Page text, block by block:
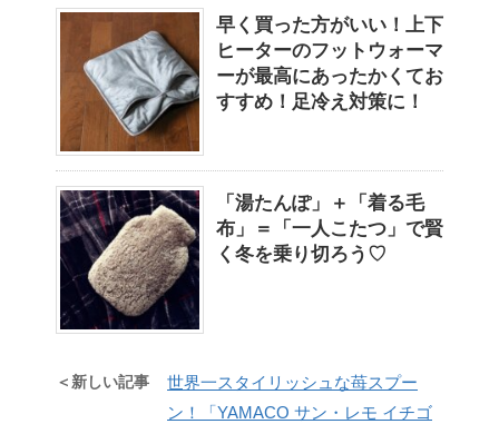
早く買った方がいい！上下
ヒーターのフットウォーマ
ーが最高にあったかくてお
すすめ！足冷え対策に！
「湯たんぽ」＋「着る毛
布」＝「一人こたつ」で賢
く冬を乗り切ろう♡
＜新しい記事
世界一スタイリッシュな苺スプー
ン！「YAMACO サン・レモ イチゴ